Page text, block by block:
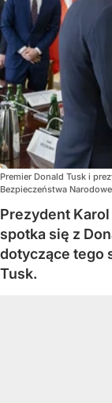
Premier Donald Tusk i
Bezpieczeństwa
Prezydent
spotka się z
dotyczące tego
Tusk.